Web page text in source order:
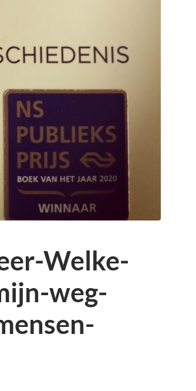
Welke-
weg-